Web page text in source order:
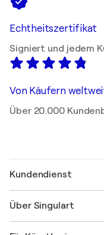
Echtheitszertifikat
Signiert und jedem
Von Käufern
Über 20.000
Kundendienst
Versand
Über Singulart